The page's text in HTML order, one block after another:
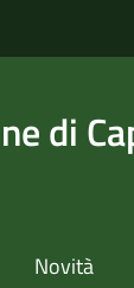
di
Novità